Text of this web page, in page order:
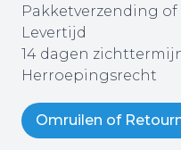
Pakketverzending
Levertijd
14 dagen
Herroepingsrecht
Omruilen of